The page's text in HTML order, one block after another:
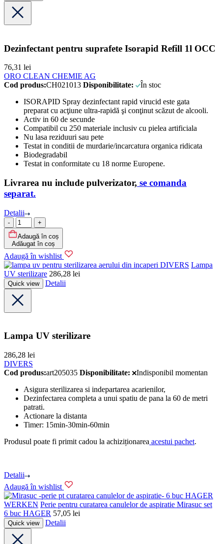
Dezinfectant pentru suprafete Isorapid Refill 1l OCC
76,31 lei
ORO CLEAN CHEMIE AG
Cod produs:CH021013 Disponibilitate:
În stoc
ISORAPID Spray dezinfectant rapid virucid este gata
preparat cu acţiune ultra-rapidă şi conţinut scăzut de alcooli.
Activ in 60 de secunde
Compatibil cu 250 materiale inclusiv cu pielea artificiala
Nu lasa reziduuri sau pete
Testat in conditii de murdarie/incarcatura organica ridicata
Biodegradabil
Testat in conformitate cu 18 norme Europene.
Livrarea nu include pulverizator, se comanda
separat.
Detalii
Cantitate
Adaugă în coș
Adăugat în coș
Adaugă în wishlist
DIVERS Lampa
UV sterilizare 286,28 lei
Quick view Detalii
Lampa UV sterilizare
286,28 lei
DIVERS
Cod produs:art205035 Disponibilitate:
Indisponibil momentan
Asigura sterilizarea si indepartarea acarienilor,
Dezinfectarea completa a unui spatiu de pana la 60 de metri
patrati.
Actionare la distanta
Timer: 15min-30min-60min
Produsul poate fi primit cadou la achiziționarea acestui pachet.
Detalii
Adaugă în wishlist
HAGER
WERKEN Perie pentru curatarea canulelor de aspiratie Mirasuc set
6 buc HAGER 57,05 lei
Quick view Detalii